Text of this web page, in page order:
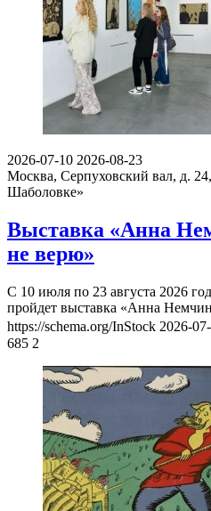
2026-07-10 2026-08-23
Москва, Серпуховский вал, д.
Шаболовке»
Выставка «Анна
не верю»
С 10 июля по 23 августа 2026
пройдет выставка «Анна
https://schema.org/InStock 2026-
685 2